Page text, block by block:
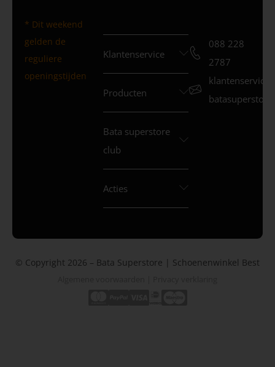
* Dit weekend
gelden de
reguliere
openingstijden
Klantenservice
Producten
Bata superstore
club
Acties
088 228
2787
© Copyright 2026 – Bata Superstore | Schoenenwinkel Best